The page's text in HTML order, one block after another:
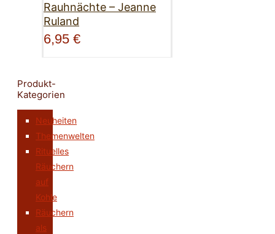
Rauhnächte – Jeanne
Ruland
6,95 €
Produkt-
Kategorien
Neuheiten
Themenwelten
Rituelles
Räuchern
auf
Kohle
Räuchern
als